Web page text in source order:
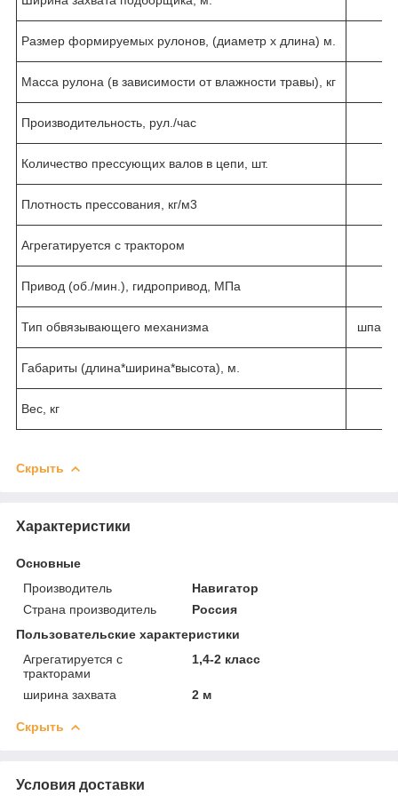
Размер формируемых рулонов, (диаметр х длина) м.
Масса рулона (в зависимости от влажности травы), кг
Производительность, рул./час
Количество прессующих валов в цепи, шт.
Плотность прессования, кг/м3
Агрегатируется с трактором
Привод (об./мин.), гидропривод, МПа
Тип обвязывающего механизма
Габариты (длина*ширина*высота), м.
Вес, кг
Скрыть
Характеристики
Основные
Производитель
Навигатор
Страна производитель
Россия
Пользовательские характеристики
Агрегатируется с
тракторами
1,4-2 класс
ширина захвата 2 м
Скрыть
Условия доставки